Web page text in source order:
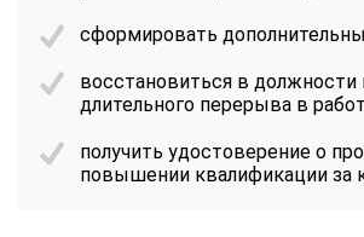
сформировать
восстановиться в должности
длительного перерыва в
получить удостоверение о
повышении квалификации за